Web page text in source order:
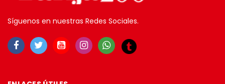
Síguenos en nuestras Redes Sociales.